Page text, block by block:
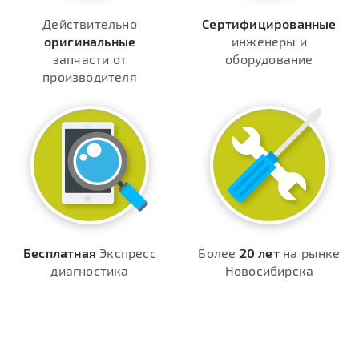
Действительно
оригинальные
запчасти от
производителя
Сертифицированные
инженеры и
оборудование
Бесплатная Экспресс
диагностика
Более 20 летна рынке
Новосибирска